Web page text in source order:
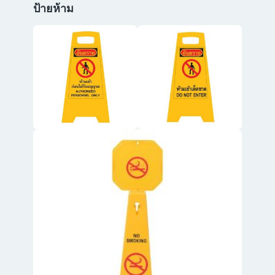
ป้ายห้าม